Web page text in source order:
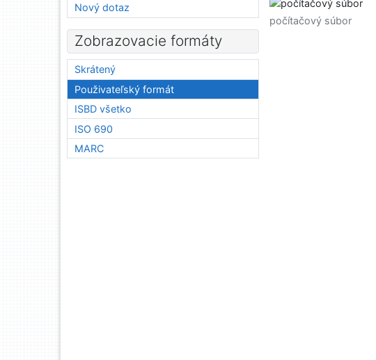
počítačový súbor
Nový dotaz
Zobrazovacie formáty
Skrátený
Použivateľský formát
ISBD všetko
ISO 690
MARC